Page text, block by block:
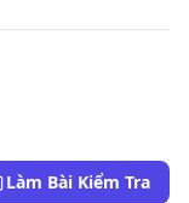
Làm Bài Kiểm Tra